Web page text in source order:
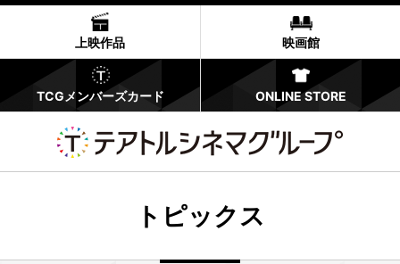
上映作品 映画館
TCGメンバーズカード ONLINE STORE
トピックス